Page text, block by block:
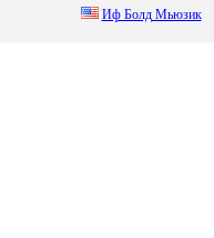
Иф Бoлд Mьюзик